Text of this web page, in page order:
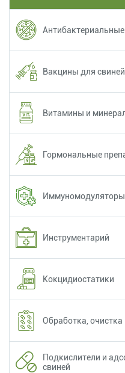
Вакцины для свиней
Витамины и
Гормональные
Инструментарий
Кокцидиостатики
Обработка,
Подкислители и
свиней